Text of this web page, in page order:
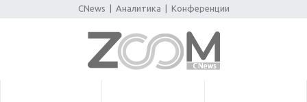
CNews Аналитика Конференции